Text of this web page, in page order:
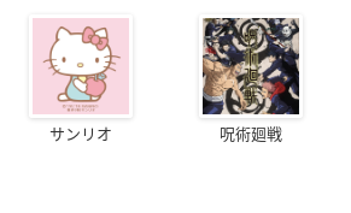
サンリオ 呪術廻戦